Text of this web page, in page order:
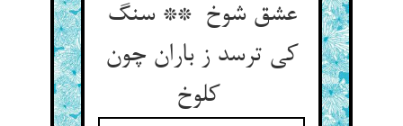
عشق شوخ ** سنگ
کی ترسد ز باران چون